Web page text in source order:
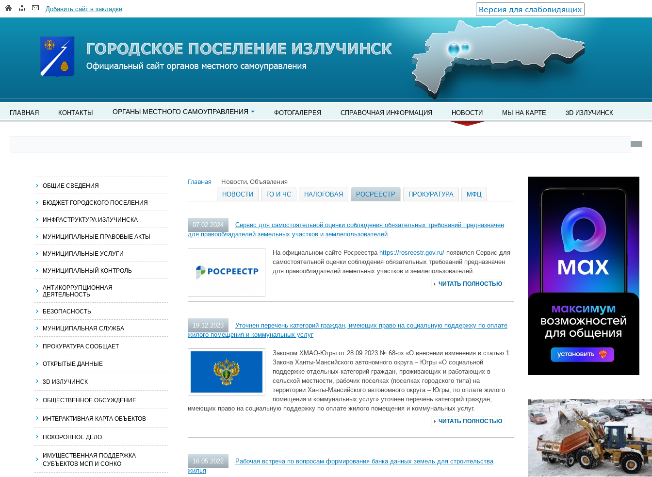
Версия для слабовидящих
Добавить сайт в закладки
ГЛАВНАЯ КОНТАКТЫ ОРГАНЫ МЕСТНОГО САМОУПРАВЛЕНИЯ ФОТОГАЛЕРЕЯ СПРАВОЧНАЯ ИНФОРМАЦИЯ НОВОСТИ МЫ НА КАРТЕ 3D ИЗЛУЧИНСК
Главная Новости, Объявления
НОВОСТИ ГО И ЧС НАЛОГОВАЯ РОСРЕЕСТР ПРОКУРАТУРА МФЦ
07.02.2024
Сервис для самостоятельной оценки соблюдения обязательных требований предназначен
для правообладателей земельных участков и землепользователей.
На официальном сайте Росреестра https://rosreestr.gov.ru/ появился Сервис для
самостоятельной оценки соблюдения обязательных требований предназначен
для правообладателей земельных участков и землепользователей.
ЧИТАТЬ ПОЛНОСТЬЮ
19.12.2023
Уточнен перечень категорий граждан, имеющих право на социальную поддержку по оплате
жилого помещения и коммунальных услуг
Законом ХМАО-Югры от 28.09.2023 № 68-оз «О внесении изменения в статью 1
Закона Ханты-Мансийского автономного округа – Югры «О социальной
поддержке отдельных категорий граждан, проживающих и работающих в
сельской местности, рабочих поселках (поселках городского типа) на
территории Ханты-Мансийского автономного округа – Югры, по оплате жилого
помещения и коммунальных услуг» уточнен перечень категорий граждан,
имеющих право на социальную поддержку по оплате жилого помещения и коммунальных услуг.
ЧИТАТЬ ПОЛНОСТЬЮ
16.05.2022
Рабочая встреча по вопросам формирования банка данных земель для строительства
жилья
ОБЩИЕ СВЕДЕНИЯ
БЮДЖЕТ ГОРОДСКОГО ПОСЕЛЕНИЯ
ИНФРАСТРУКТУРА ИЗЛУЧИНСКА
МУНИЦИПАЛЬНЫЕ ПРАВОВЫЕ АКТЫ
МУНИЦИПАЛЬНЫЕ УСЛУГИ
МУНИЦИПАЛЬНЫЙ КОНТРОЛЬ
АНТИКОРРУПЦИОННАЯ
ДЕЯТЕЛЬНОСТЬ
БЕЗОПАСНОСТЬ
МУНИЦИПАЛЬНАЯ СЛУЖБА
ПРОКУРАТУРА СООБЩАЕТ
ОТКРЫТЫЕ ДАННЫЕ
3D ИЗЛУЧИНСК
ОБЩЕСТВЕННОЕ ОБСУЖДЕНИЕ
ИНТЕРАКТИВНАЯ КАРТА ОБЪЕКТОВ
ПОХОРОННОЕ ДЕЛО
ИМУЩЕСТВЕННАЯ ПОДДЕРЖКА
СУБЪЕКТОВ МСП И СОНКО